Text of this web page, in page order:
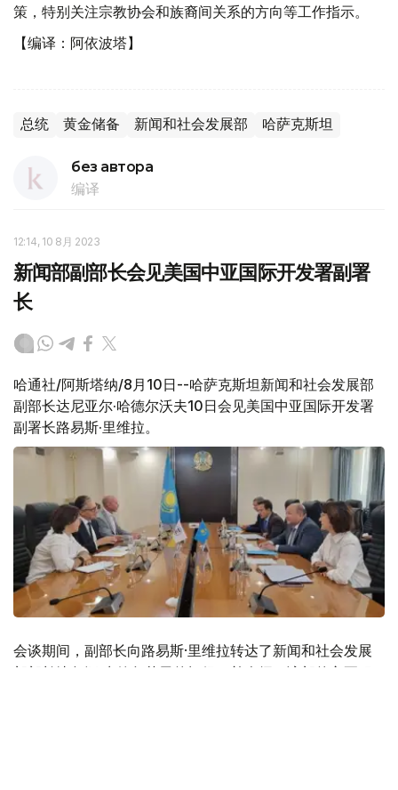
策，特别关注宗教协会和族裔间关系的方向等工作指示。
【编译：阿依波塔】
总统 黄金储备 新闻和社会发展部 哈萨克斯坦
без автора
编译
12:14, 10 8月 2023
新闻部副部长会见美国中亚国际开发署副署
长
哈通社/阿斯塔纳/8月10日--哈萨克斯坦新闻和社会发展部
副部长达尼亚尔·哈德尔沃夫10日会见美国中亚国际开发署
副署长路易斯·里维拉。
会谈期间，副部长向路易斯·里维拉转达了新闻和社会发展
部部长达尔汗·克德尔艾里的问候，并介绍了该部的主要职